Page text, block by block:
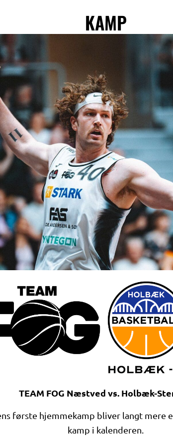
KAMP
TEAM FOG Næstved vs. Holbæk-
første hjemmekamp bliver langt mere
kamp i kalenderen.